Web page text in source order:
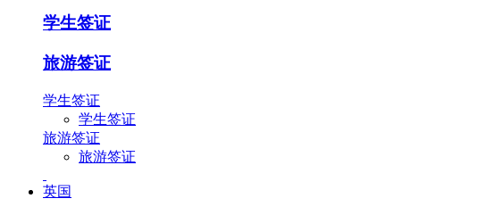
学生签证
旅游签证
学生签证
学生签证
旅游签证
旅游签证
英国